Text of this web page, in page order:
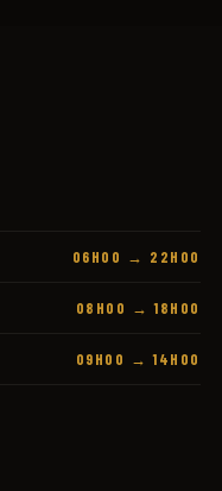
06H00 → 22H00
08H00 → 18H00
09H00 → 14H00